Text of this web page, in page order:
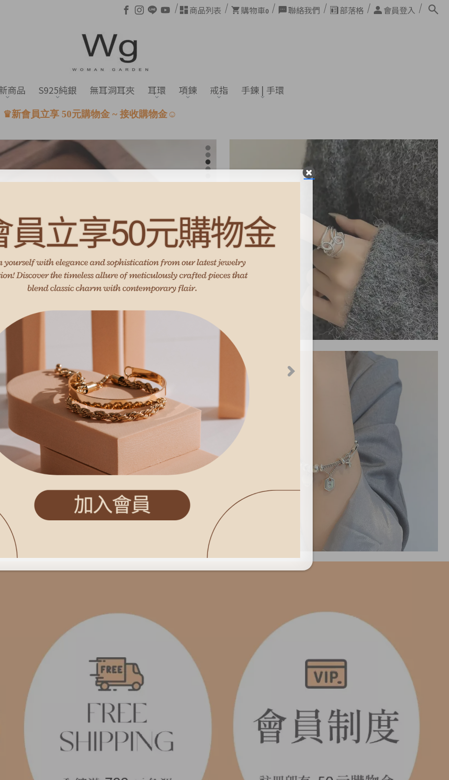
商品列表 購物車0 聯絡我們 部落格 會員登入
商品 S925純銀 無耳洞耳夾 耳環 項鍊 戒指 手鍊 | 手環
購物金☺
痛感 低過敏 親膚好戴 349 S925純銀戒指 | 質感線條纏繞個性戒指 |